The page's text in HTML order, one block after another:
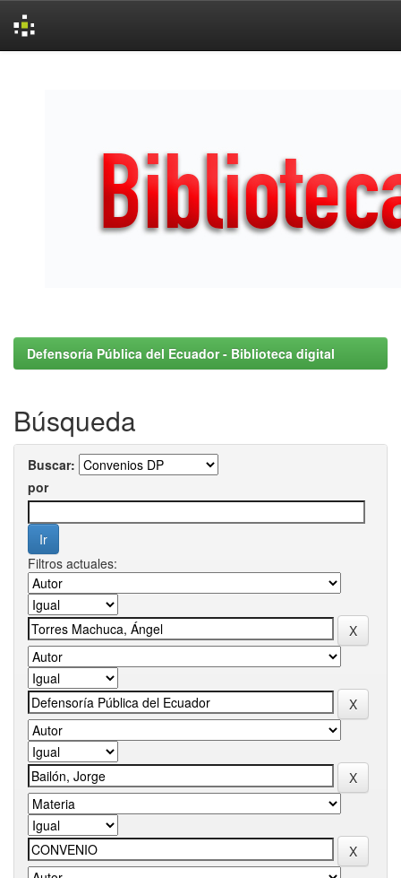
Defensoría Pública del Ecuador - Biblioteca digital
Búsqueda
Buscar:
por
Filtros actuales: